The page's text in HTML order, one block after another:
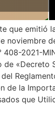
que emitió
noviembre
408-2021-
«Decreto
de la
que